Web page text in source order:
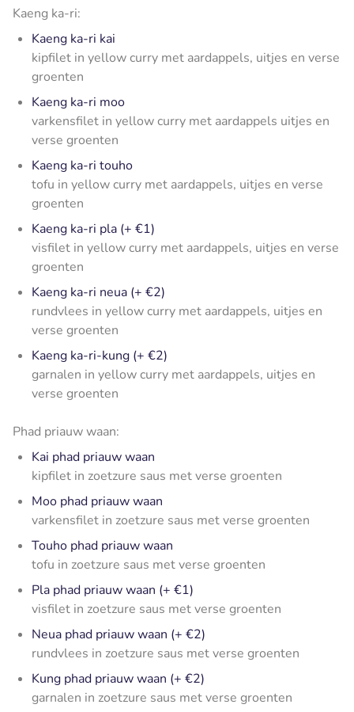
Kaeng ka-ri:
Kaeng ka-ri kai
kipfilet in yellow curry met aardappels, uitjes en verse
groenten
Kaeng ka-ri moo
varkensfilet in yellow curry met aardappels uitjes en
verse groenten
Kaeng ka-ri touho
tofu in yellow curry met aardappels, uitjes en verse
groenten
Kaeng ka-ri pla (+ €1)
visfilet in yellow curry met aardappels, uitjes en verse
groenten
Kaeng ka-ri neua (+ €2)
rundvlees in yellow curry met aardappels, uitjes en
verse groenten
Kaeng ka-ri-kung (+ €2)
garnalen in yellow curry met aardappels, uitjes en
verse groenten
Phad priauw waan:
Kai phad priauw waan
kipfilet in zoetzure saus met verse groenten
Moo phad priauw waan
varkensfilet in zoetzure saus met verse groenten
Touho phad priauw waan
tofu in zoetzure saus met verse groenten
Pla phad priauw waan (+ €1)
visfilet in zoetzure saus met verse groenten
Neua phad priauw waan (+ €2)
rundvlees in zoetzure saus met verse groenten
Kung phad priauw waan (+ €2)
garnalen in zoetzure saus met verse groenten